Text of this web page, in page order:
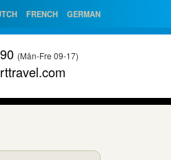
FRENCH GERMAN
(Mån-Fre 09-17)